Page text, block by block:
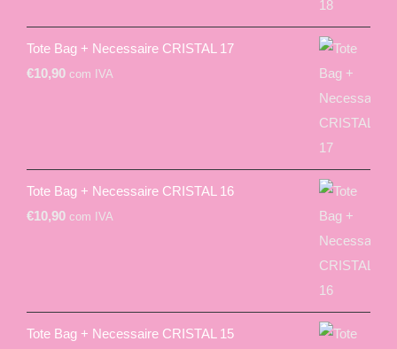
Tote Bag + Necessaire CRISTAL 17
€10,90 com IVA
Tote Bag + Necessaire CRISTAL 16
€10,90 com IVA
Tote Bag + Necessaire CRISTAL 15